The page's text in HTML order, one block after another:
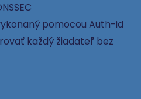
pomocou Auth-id
každý žiadateľ bez